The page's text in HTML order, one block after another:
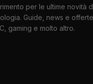
per le ultime novità
Guide, news e offerte
gaming e molto altro.